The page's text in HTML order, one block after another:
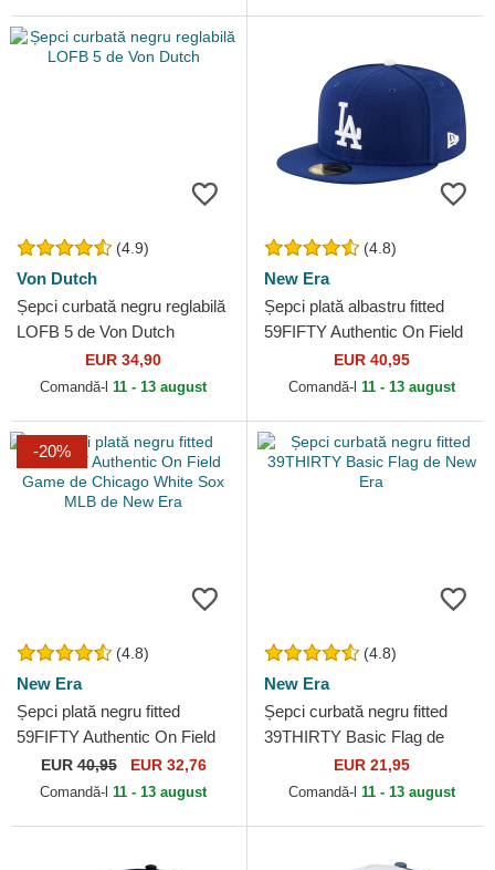
(4.9)
Von Dutch
Șepci curbată negru reglabilă
LOFB 5 de Von Dutch
EUR 34,90
Comandă-l 11 - 13 august
(4.8)
New Era
Șepci plată albastru fitted
59FIFTY Authentic On Field
Game de Los Angeles
Dodgers MLB de New Era
EUR 40,95
Comandă-l 11 - 13 august
-20%
(4.8)
New Era
Șepci plată negru fitted
59FIFTY Authentic On Field
Game de Chicago White Sox
MLB de New Era
EUR40,95 EUR 32,76
Comandă-l 11 - 13 august
(4.8)
New Era
Șepci curbată negru fitted
39THIRTY Basic Flag de
EUR 21,95
Comandă-l 11 - 13 august